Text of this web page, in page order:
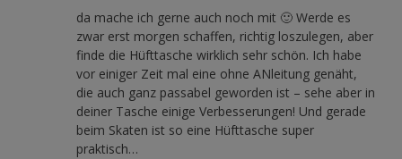
da mache ich gerne auch noch mit 🙂 Werde es
zwar erst morgen schaffen, richtig loszulegen, aber
finde die Hüfttasche wirklich sehr schön. Ich habe
vor einiger Zeit mal eine ohne ANleitung genäht,
die auch ganz passabel geworden ist – sehe aber in
deiner Tasche einige Verbesserungen! Und gerade
beim Skaten ist so eine Hüfttasche super
praktisch…